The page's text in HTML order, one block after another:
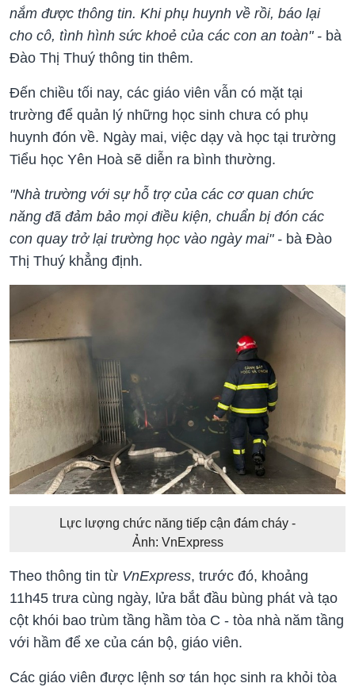
nắm được thông tin. Khi phụ huynh về rồi, báo lại
cho cô, tình hình sức khoẻ của các con an toàn" - bà
Đào Thị Thuý thông tin thêm.
Đến chiều tối nay, các giáo viên vẫn có mặt tại
trường để quản lý những học sinh chưa có phụ
huynh đón về. Ngày mai, việc dạy và học tại trường
Tiểu học Yên Hoà sẽ diễn ra bình thường.
"Nhà trường với sự hỗ trợ của các cơ quan chức
năng đã đảm bảo mọi điều kiện, chuẩn bị đón các
con quay trở lại trường học vào ngày mai" - bà Đào
Thị Thuý khẳng định.
Lực lượng chức năng tiếp cận đám cháy -
Ảnh: VnExpress
Theo thông tin từ VnExpress, trước đó, khoảng
11h45 trưa cùng ngày, lửa bắt đầu bùng phát và tạo
cột khói bao trùm tầng hầm tòa C - tòa nhà năm tầng
với hầm để xe của cán bộ, giáo viên.
Các giáo viên được lệnh sơ tán học sinh ra khỏi tòa